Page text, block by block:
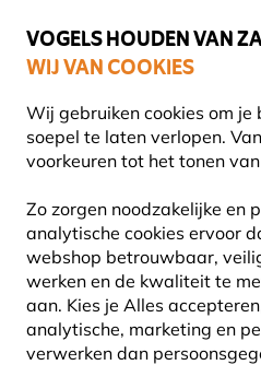
VOGELS HOUDEN VAN
WIJ VAN COOKIES
Wij gebruiken cookies om je
soepel te laten verlopen.
voorkeuren tot het tonen
Zo zorgen noodzakelijke en
analytische cookies ervoor
webshop betrouwbaar,
werken en de kwaliteit te
aan. Kies je Alles
analytische, marketing en
verwerken dan
Uitstekend
Gratis